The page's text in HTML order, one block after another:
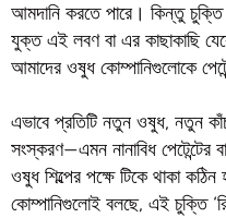
আমদানি করতে পারে। কিন্তু চুক্তি
যুক্ত এই লবণ বা এর কাছাকাছি
আমাদের ওষুধ কোম্পানিগুলোকে
এভাবে প্রতিটি নতুন ওষুধ, নতুন
সংস্করণ—এমন নানাবিধ পেটেন্টের
ওষুধ শিল্পের পক্ষে টিকে থাকা
কোম্পানিগুলোই বলছে, এই চুক্তি